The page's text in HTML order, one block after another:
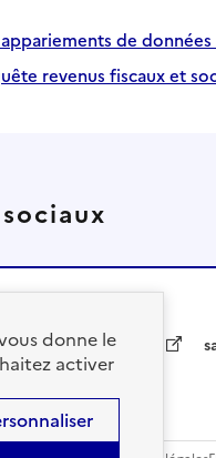
appariements de
revenus fiscaux et
solidarites.gouv.fr
donne le
activer